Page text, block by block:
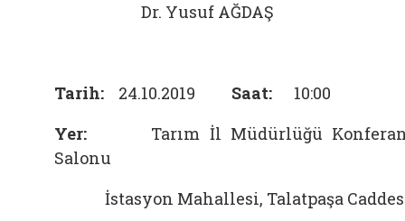
Dr. Yusuf AĞDAŞ
Tarih: 24.10.2019 Saat: 10:00
Yer: Tarım İl Müdürlüğü
Salonu
İstasyon Mahallesi, Talatpaşa